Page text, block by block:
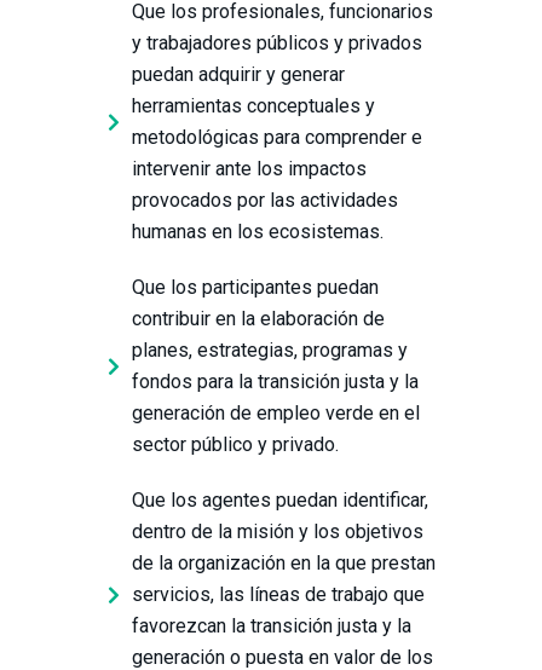
Que los profesionales, funcionarios
y trabajadores públicos y privados
puedan adquirir y generar
herramientas conceptuales y
metodológicas para comprender e
intervenir ante los impactos
provocados por las actividades
humanas en los ecosistemas.
Que los participantes puedan
contribuir en la elaboración de
planes, estrategias, programas y
fondos para la transición justa y la
generación de empleo verde en el
sector público y privado.
Que los agentes puedan identificar,
dentro de la misión y los objetivos
de la organización en la que prestan
servicios, las líneas de trabajo que
favorezcan la transición justa y la
generación o puesta en valor de los